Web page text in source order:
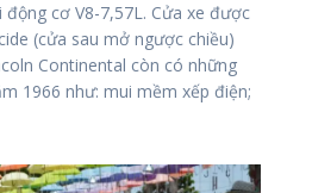
cơ V8-7,57L. Cửa xe được
(cửa sau mở ngược chiều)
Continental còn có những
1966 như: mui mềm xếp điện;